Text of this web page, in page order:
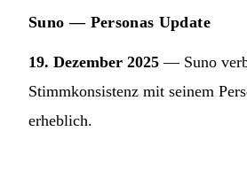
Suno — Personas Update
19. Dezember 2025 — Suno
Stimmkonsistenz mit seinem
erheblich.